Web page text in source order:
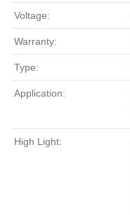
Voltage:
Warranty:
Type:
Application:
High Light: